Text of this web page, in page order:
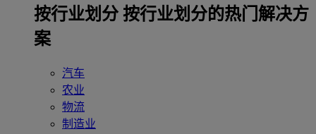
‌按行业划分 按行业划分的热门解决方
案
汽车
农业
物流
制造业